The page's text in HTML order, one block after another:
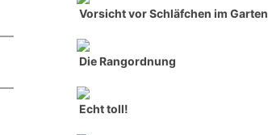
Vorsicht vor Schläfchen im Garten
Die Rangordnung
Echt toll!